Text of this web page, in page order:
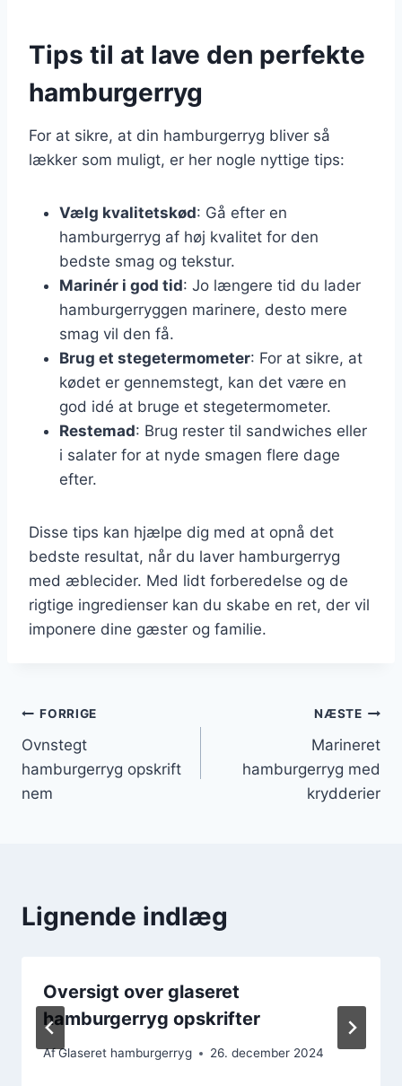
Tips til at lave den perfekte
hamburgerryg
For at sikre, at din hamburgerryg bliver så
lækker som muligt, er her nogle nyttige tips:
Vælg kvalitetskød: Gå efter en
hamburgerryg af høj kvalitet for den
bedste smag og tekstur.
Marinér i god tid: Jo længere tid du lader
hamburgerryggen marinere, desto mere
smag vil den få.
Brug et stegetermometer: For at sikre, at
kødet er gennemstegt, kan det være en
god idé at bruge et stegetermometer.
Restemad: Brug rester til sandwiches eller
i salater for at nyde smagen flere dage
efter.
Disse tips kan hjælpe dig med at opnå det
bedste resultat, når du laver hamburgerryg
med æblecider. Med lidt forberedelse og de
rigtige ingredienser kan du skabe en ret, der vil
imponere dine gæster og familie.
Indlægsnavigation
FORRIGE
Ovnstegt
hamburgerryg opskrift
nem
NÆSTE
Marineret
hamburgerryg med
krydderier
Lignende indlæg
Oversigt over glaseret
hamburgerryg opskrifter
AfGlaseret hamburgerryg 26. december 2024